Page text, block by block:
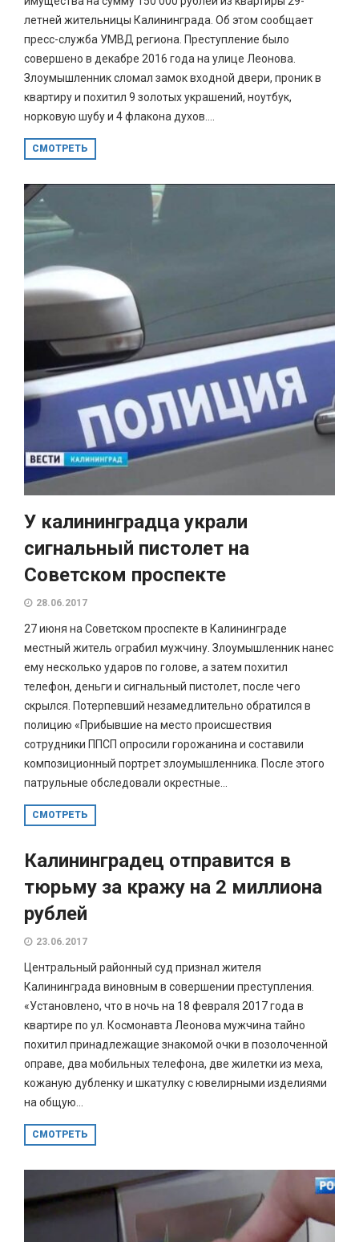
летней жительницы Калининграда. Об этом сообщает
пресс-служба УМВД региона. Преступление было
совершено в декабре 2016 года на улице Леонова.
Злоумышленник сломал замок входной двери, проник в
квартиру и похитил 9 золотых украшений, ноутбук,
норковую шубу и 4 флакона духов....
СМОТРЕТЬ
У калининградца украли
сигнальный пистолет на
Советском проспекте
28.06.2017
27 июня на Советском проспекте в Калининграде
местный житель ограбил мужчину. Злоумышленник нанес
ему несколько ударов по голове, а затем похитил
телефон, деньги и сигнальный пистолет, после чего
скрылся. Потерпевший незамедлительно обратился в
полицию «Прибывшие на место происшествия
сотрудники ППСП опросили горожанина и составили
композиционный портрет злоумышленника. После этого
патрульные обследовали окрестные...
СМОТРЕТЬ
Калининградец отправится в
тюрьму за кражу на 2 миллиона
рублей
23.06.2017
Центральный районный суд признал жителя
Калининграда виновным в совершении преступления.
«Установлено, что в ночь на 18 февраля 2017 года в
квартире по ул. Космонавта Леонова мужчина тайно
похитил принадлежащие знакомой очки в позолоченной
оправе, два мобильных телефона, две жилетки из меха,
кожаную дубленку и шкатулку с ювелирными изделиями
на общую...
СМОТРЕТЬ